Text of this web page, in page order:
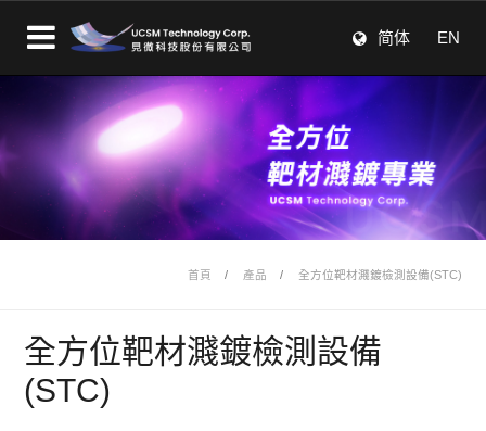
简体 EN
首頁 產品 全方位靶材濺鍍檢測設備(STC)
全方位靶材濺鍍檢測設備
(STC)